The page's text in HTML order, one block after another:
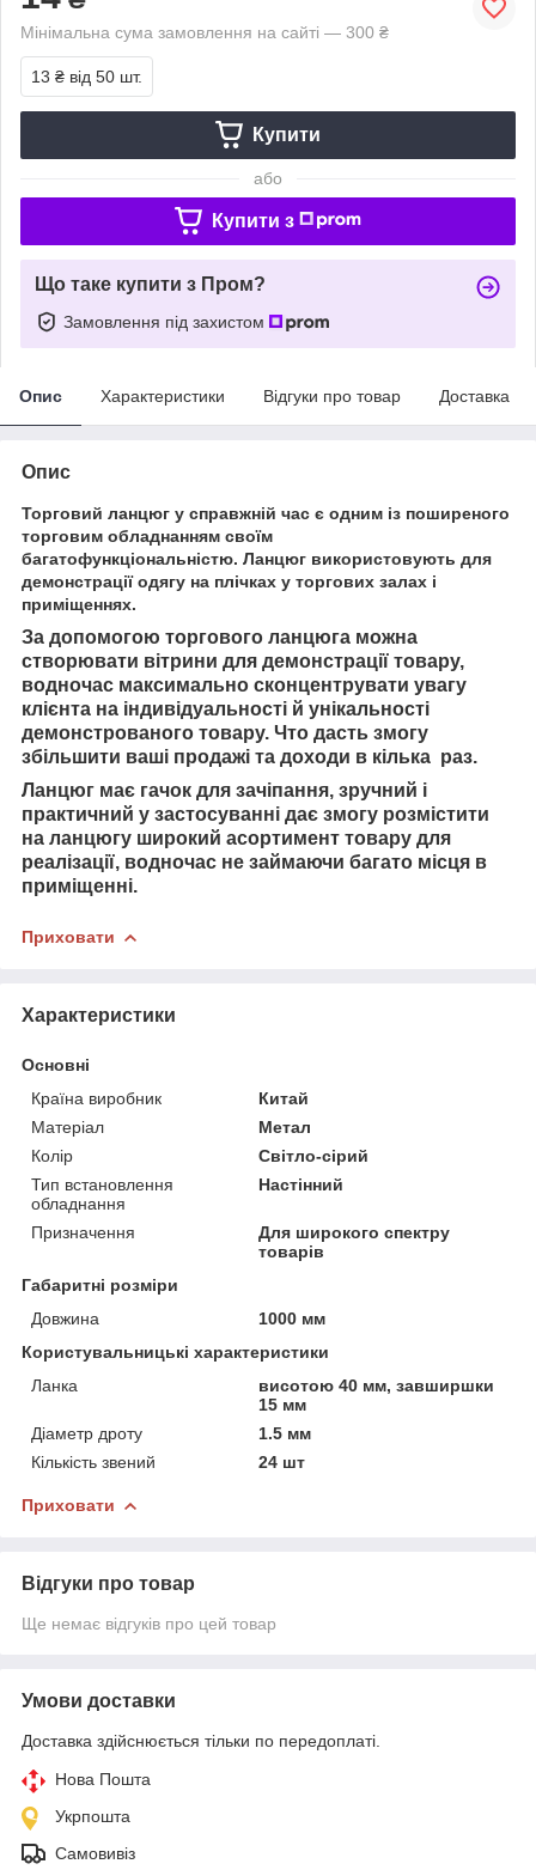
Мінімальна сума замовлення на сайті — 300 ₴
13 ₴ від 50 шт.
Купити
або
Купити з
Що таке купити з Пром?
Замовлення під захистом
Опис Характеристики Відгуки про товар Доставка
Опис
Торговий ланцюг у справжній час є одним із поширеного
торговим обладнанням своїм
багатофункціональністю. Ланцюг використовують для
демонстрації одягу на плічках у торгових залах і
приміщеннях.
За допомогою торгового ланцюга можна
створювати вітрини для демонстрації товару,
водночас максимально сконцентрувати увагу
клієнта на індивідуальності й унікальності
демонстрованого товару. Что дасть змогу
збільшити ваші продажі та доходи в кілька раз.
Ланцюг має гачок для зачіпання, зручний і
практичний у застосуванні дає змогу розмістити
на ланцюгу широкий асортимент товару для
реалізації, водночас не займаючи багато місця в
приміщенні.
Приховати
Характеристики
Основні
Країна виробник
Китай
Матеріал
Метал
Колір
Світло-сірий
Тип встановлення
обладнання
Настінний
Призначення
Для широкого спектру
товарів
Габаритні розміри
Довжина
1000 мм
Користувальницькі характеристики
Ланка
висотою 40 мм, завширшки
15 мм
Діаметр дроту
1.5 мм
Кількість звений
24 шт
Приховати
Відгуки про товар
Ще немає відгуків про цей товар
Умови доставки
Доставка здійснюється тільки по передоплаті.
Нова Пошта
Укрпошта
Самовивіз